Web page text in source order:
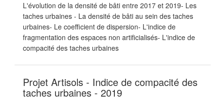
L'évolution de la densité de bâti entre 2017 et 2019- Les
taches urbaines - La densité de bâti au sein des taches
urbaines- Le coefficient de dispersion- L'indice de
fragmentation des espaces non artificialisés- L'indice de
compacité des taches urbaines
Projet Artisols - Indice de compacité des
taches urbaines - 2019